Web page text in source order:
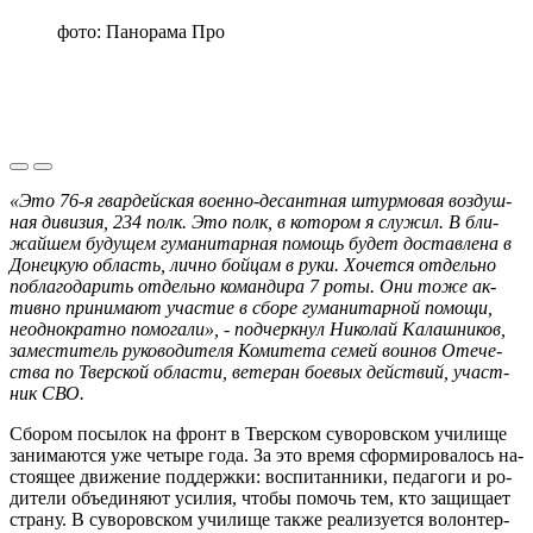
фото: Панорама Про
«Это 76-я гвар­дей­ская во­ен­но-де­сант­ная штур­мо­вая воз­душ­
ная ди­ви­зия, 234 полк. Это полк, в ко­то­ром я слу­жил. В бли­
жай­шем бу­ду­щем гу­ма­ни­тар­ная по­мощь будет до­став­ле­на в
До­нец­кую об­ласть, лично бой­цам в руки. Хо­чет­ся от­дель­но
по­бла­го­да­рить от­дель­но ко­ман­ди­ра 7 роты. Они тоже ак­
тив­но при­ни­ма­ют уча­стие в сборе гу­ма­ни­тар­ной по­мо­щи,
неод­но­крат­но по­мо­га­ли», - подчеркнул ​Ни­ко­лай Ка­лаш­ни­ков,
за­ме­сти­тель ру­ко­во­ди­те­ля Ко­ми­те­та семей во­и­нов Оте­че­
ства по Твер­ской об­ла­сти, ве­те­ран бо­е­вых дей­ствий, участ­
ник СВО­.
Сбо­ром по­сы­лок на фронт в Твер­ском су­во­ров­ском учи­ли­ще
за­ни­ма­ют­ся уже че­ты­ре года. За это время сфор­ми­ро­ва­лось на­
сто­я­щее дви­же­ние под­держ­ки: вос­пи­тан­ни­ки, пе­да­го­ги и ро­
ди­те­ли объ­еди­ня­ют уси­лия, чтобы по­мочь тем, кто за­щи­ща­ет
стра­ну. В су­во­ров­ском учи­ли­ще также ре­а­ли­зу­ет­ся во­лон­тер­